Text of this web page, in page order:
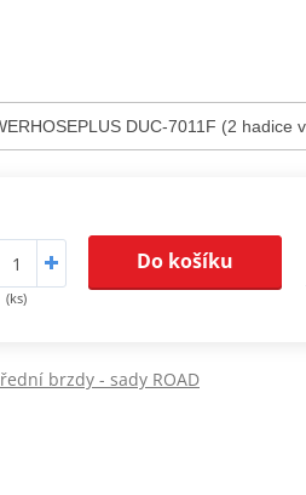
(ks)
Do košíku
brzdy - sady ROAD